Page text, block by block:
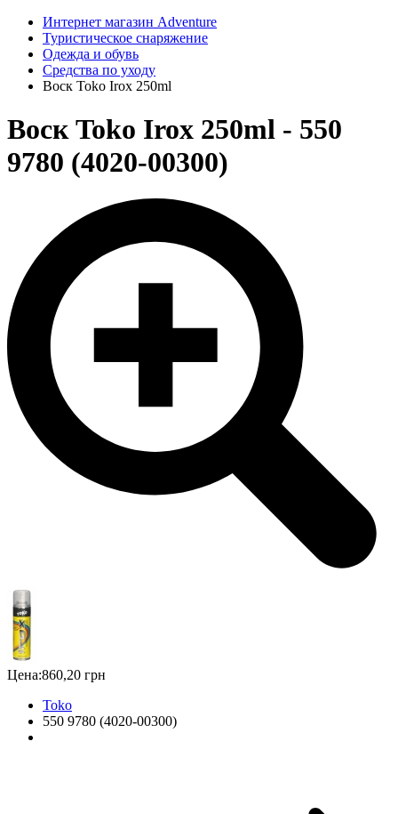
Интернет магазин Adventure
Туристическое снаряжение
Одежда и обувь
Средства по уходу
Воск Toko Irox 250ml
Воск Toko Irox 250ml - 550
9780 (4020-00300)
Цена:860,20 грн
Toko
550 9780 (4020-00300)